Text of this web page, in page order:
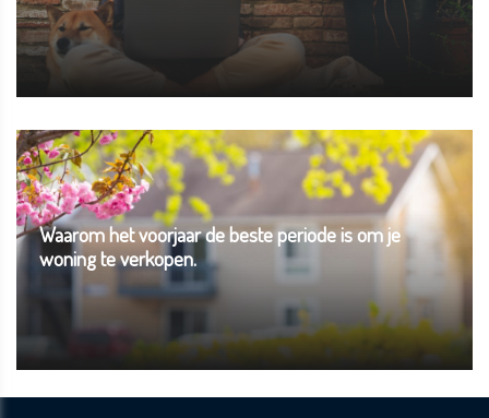
Waarom het voorjaar de beste periode is om je
woning te verkopen.